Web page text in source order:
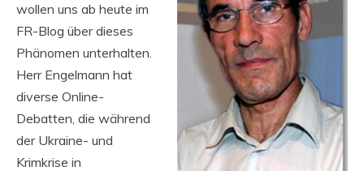
wollen uns ab heute im
FR-Blog über dieses
Phänomen unterhalten.
Herr Engelmann hat
diverse Online-
Debatten, die während
der Ukraine- und
Krimkrise in